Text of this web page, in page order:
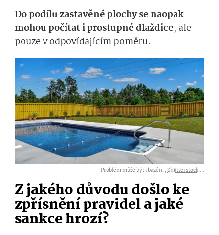
Do podílu zastavěné plochy se naopak
mohou počítat i prostupné dlaždice, ale
pouze v odpovídajícím poměru.
Problém může být i bazén. ,Shutterstock....
Z jakého důvodu došlo ke
zpřísnění pravidel a jaké
sankce hrozí?